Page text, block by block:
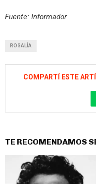
Fuente: Informador
ROSALÍA
COMPARTÍ ESTE
TE RECOMENDAMOS